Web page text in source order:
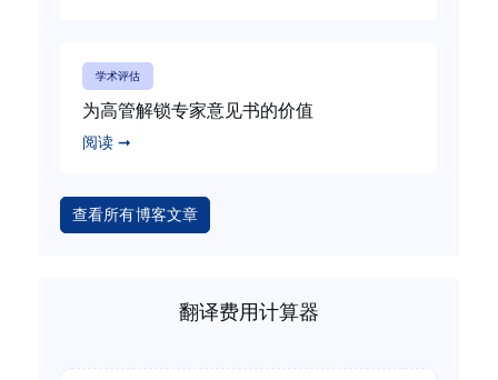
学术评估
为高管解锁专家意见书的价值
阅读 ➞
查看所有博客文章
翻译费用计算器